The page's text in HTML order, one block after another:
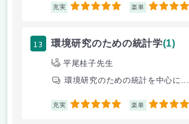
充実 5 楽単 5
13 環境研究のための統計学(1)
平尾桂子先生
環境研究のための統計を中心に...
充実 5 楽単 5